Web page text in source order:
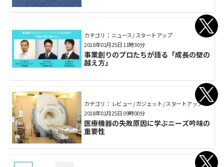
カテゴリ： ニュース / スタートアップ
事業創りのプロたちが語る「成長の壁の
越え方」
2018年01月25日 11時30分
カテゴリ： レビュー / ガジェット / スタートアップ
医療機器の失敗原因に学ぶニーズ吟味の
重要性
2018年01月25日 09時00分